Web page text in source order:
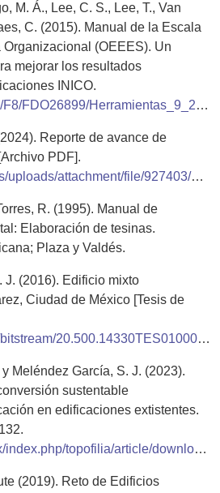
M. Á., Lee, C. S., Lee, T., Van
C. (2015). Manual de la Escala
(OEEES). Un
mejorar los resultados
INICO.
FDO26899/Herramientas_9_2015.pdf
Reporte de avance de
PDF].
attachment/file/927403/RAEL.pdf
R. (1995). Manual de
Elaboración de tesinas.
Plaza y Valdés.
J. (2016). Edificio mixto
Ciudad de México [Tesis de
20.500.14330TES01000746194/3/0746194.pdf
Meléndez García, S. J. (2023).
sustentable
en edificaciones extistentes.
topofilia/article/download/460/312/968
(2019). Reto de Edificios